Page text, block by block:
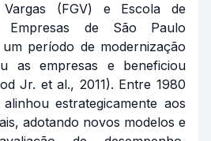
Vargas (FGV) e Escola de
Empresas de São Paulo
período de modernização
as empresas e beneficiou
Jr. et al., 2011). Entre 1980
estrategicamente aos
adotando novos modelos e